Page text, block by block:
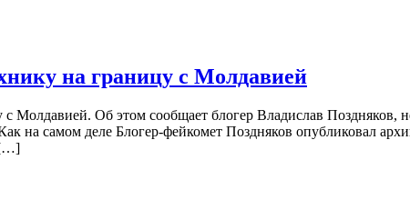
на границу с Молдавией
Молдавией. Об этом сообщает блогер Владислав
на самом деле Блогер-фейкомет Поздняков опубликовал
[…]